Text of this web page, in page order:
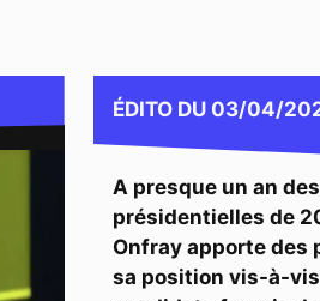
ÉDITODU 03/04/
A presque un an
présidentielles de
Onfray apporte des
sa position vis-à-